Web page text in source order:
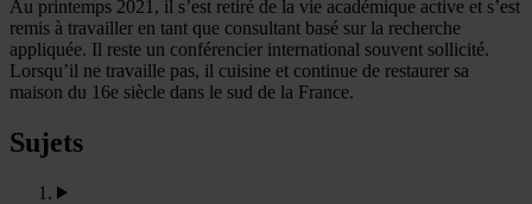
Au printemps 2021, il s’est retiré de la vie académique active et s’est
remis à travailler en tant que consultant basé sur la recherche
appliquée. Il reste un conférencier international souvent sollicité.
Lorsqu’il ne travaille pas, il cuisine et continue de restaurer sa
maison du 16e siècle dans le sud de la France.
Sujets